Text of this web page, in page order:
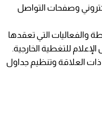
وصفحات التواصل
والفعاليات التي تعقدها
للتغطية الخارجية.
العلاقة وتنظيم جداول